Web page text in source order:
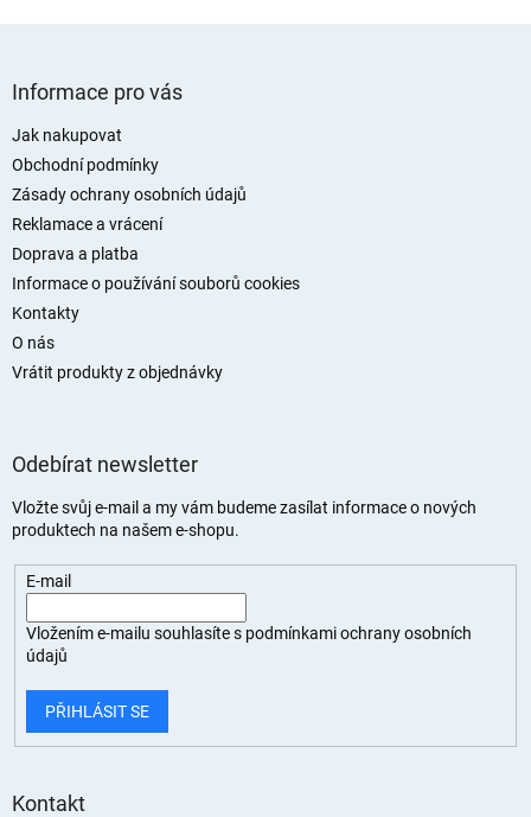
Informace pro vás
Jak nakupovat
Obchodní podmínky
Zásady ochrany osobních údajů
Reklamace a vrácení
Doprava a platba
Informace o používání souborů cookies
Kontakty
O nás
Vrátit produkty z objednávky
Odebírat newsletter
Vložte svůj e-mail a my vám budeme zasílat informace o nových
produktech na našem e-shopu.
E-mail
Vložením e-mailu souhlasíte s podmínkami ochrany osobních
údajů
PŘIHLÁSIT SE
Kontakt